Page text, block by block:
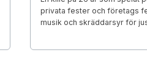
privata fester och företags
musik och skräddarsyr för